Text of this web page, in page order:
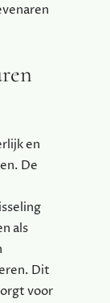
en
De
als
Dit
voor